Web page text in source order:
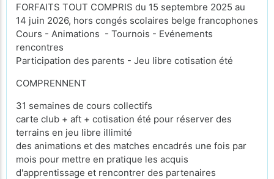
FORFAITS TOUT COMPRIS du 15 septembre 2025 au
14 juin 2026, hors congés scolaires belge francophones
Cours - Animations - Tournois - Evénements
rencontres
Participation des parents - Jeu libre cotisation été
COMPRENNENT
31 semaines de cours collectifs
carte club + aft + cotisation été pour réserver des
terrains en jeu libre illimité
des animations et des matches encadrés une fois par
mois pour mettre en pratique les acquis
d'apprentissage et rencontrer des partenaires